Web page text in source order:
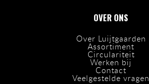
OVER ONS
Over Luijtgaarden
Assortiment
Circulariteit
Werken bij
Contact
Veelgestelde vragen